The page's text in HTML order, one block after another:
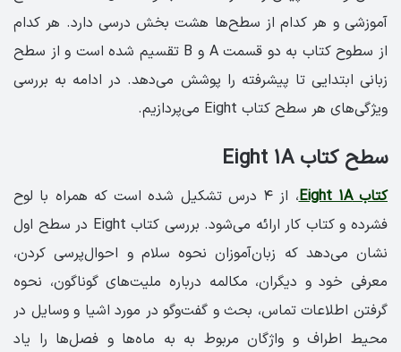
آموزشی و هر کدام از سطح‌ها هشت بخش درسی دارد. هر کدام
از سطوح کتاب به دو قسمت A و B تقسیم شده است و از سطح
زبانی ابتدایی تا پیشرفته را پوشش می‌دهد. در ادامه به بررسی
ویژگی‌های هر سطح کتاب Eight می‌پردازیم.
سطح کتاب Eight 1A
کتاب Eight 1A
، از ۴ درس تشکیل شده است که همراه با لوح
فشرده و کتاب کار ارائه می‌شود. بررسی کتاب Eight در سطح اول
نشان می‌دهد که زبان‌آموزان نحوه سلام و احوال‌پرسی کردن،
معرفی خود و دیگران، مکالمه درباره ملیت‌های گوناگون، نحوه
گرفتن اطلاعات تماس، بحث و گفت‌وگو در مورد اشیا و وسایل در
محیط اطراف و واژگان مربوط به به ماه‌ها و فصل‌ها را یاد